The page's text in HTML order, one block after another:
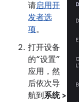
请启用开
发者选
项。
打开设备
的“设置”
应用，然
后依次导
航到系统 >